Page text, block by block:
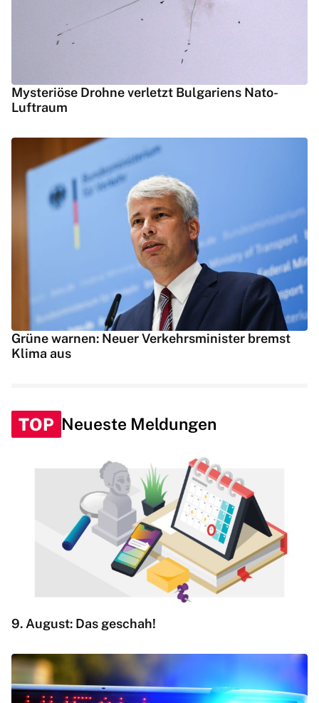
Mysteriöse Drohne verletzt Bulgariens Nato-
Luftraum
Grüne warnen: Neuer Verkehrsminister bremst
Klima aus
TOP Neueste Meldungen
9. August: Das geschah!